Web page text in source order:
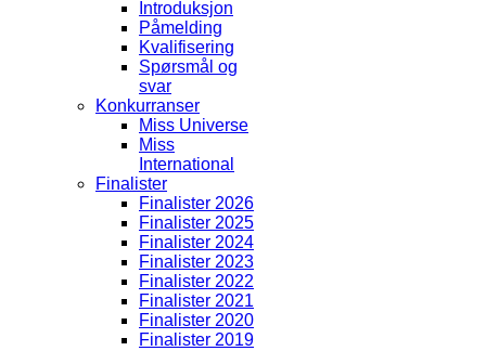
Introduksjon
Påmelding
Kvalifisering
Spørsmål og
svar
Konkurranser
Miss Universe
Miss
International
Finalister
Finalister 2026
Finalister 2025
Finalister 2024
Finalister 2023
Finalister 2022
Finalister 2021
Finalister 2020
Finalister 2019